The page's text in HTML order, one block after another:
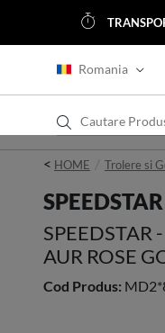
Romania
< HOME Trolere si
SPEEDSTAR
SPEEDSTAR
AUR ROSE
Cod Produs: